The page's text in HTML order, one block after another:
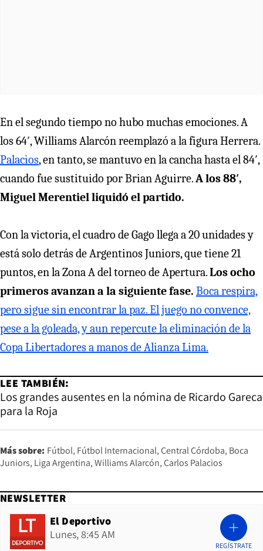
En el segundo tiempo no hubo muchas emociones. A
los 64′, Williams Alarcón reemplazó a la figura Herrera.
Palacios, en tanto, se mantuvo en la cancha hasta el 84′,
cuando fue sustituido por Brian Aguirre.A los 88′,
Miguel Merentiel liquidó el partido.
Con la victoria, el cuadro de Gago llega a 20 unidades y
está solo detrás de Argentinos Juniors, que tiene 21
puntos, en la Zona A del torneo de Apertura.Los ocho
primeros avanzan a la siguiente fase. Boca respira,
pero sigue sin encontrar la paz. El juego no convence,
pese a la goleada, y aun repercute la eliminación de la
Copa Libertadores a manos de Alianza Lima.
LEE TAMBIÉN:
Los grandes ausentes en la nómina de Ricardo Gareca
para la Roja
Más sobre: Fútbol Fútbol Internacional Central Córdoba Boca
Juniors Liga Argentina Williams Alarcón Carlos Palacios
NEWSLETTER
El Deportivo
Lunes, 8:45 AM
REGÍSTRATE